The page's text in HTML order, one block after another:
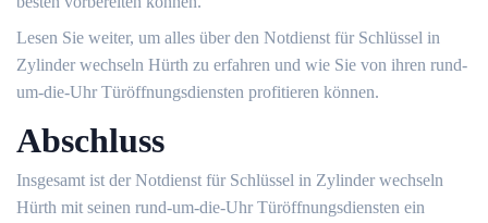
Lesen Sie weiter, um alles über den Notdienst für Schlüssel in
Zylinder wechseln Hürth zu erfahren und wie Sie von ihren rund-
um-die-Uhr Türöffnungsdiensten profitieren können.​
Abschluss
Insgesamt ist der Notdienst für Schlüssel in Zylinder wechseln
Hürth mit seinen rund-um-die-Uhr Türöffnungsdiensten ein